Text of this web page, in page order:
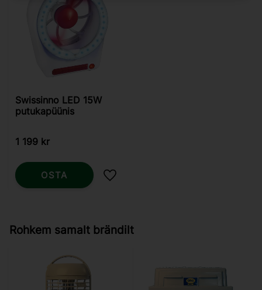
Swissinno LED 15W
putukapüünis
1 199 kr
Lisa lemmikutesse
OSTA
Rohkem samalt brändilt